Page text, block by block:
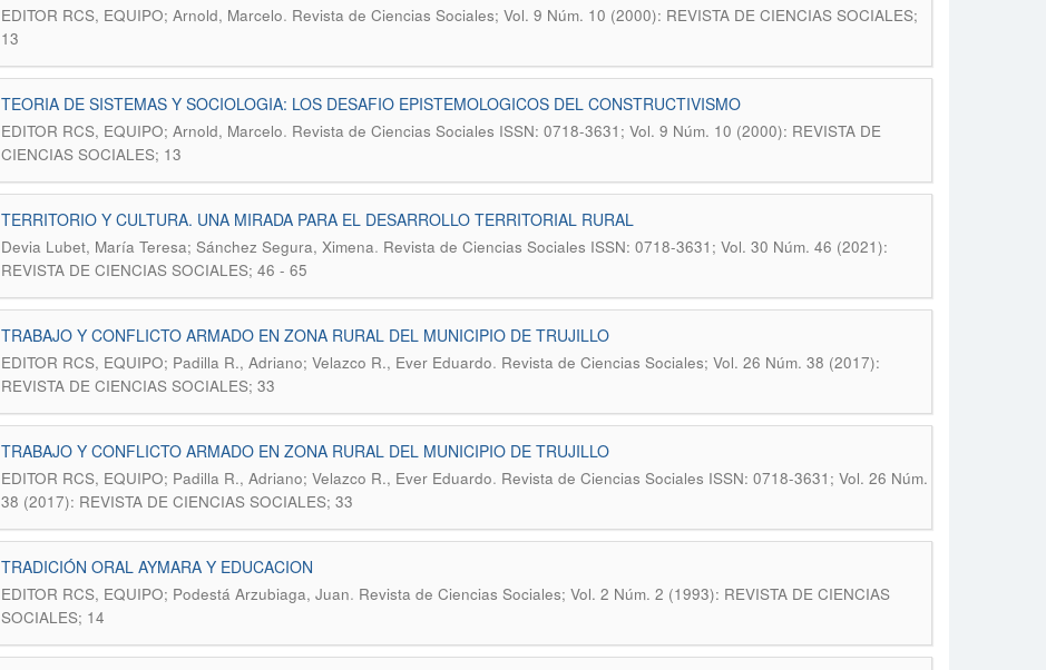
EDITOR RCS, EQUIPO; Arnold, Marcelo. Revista de Ciencias Sociales; Vol. 9 Núm. 10 (2000): REVISTA DE CIENCIAS SOCIALES;
13
TEORIA DE SISTEMAS Y SOCIOLOGIA: LOS DESAFIO EPISTEMOLOGICOS DEL CONSTRUCTIVISMO
EDITOR RCS, EQUIPO; Arnold, Marcelo. Revista de Ciencias Sociales ISSN: 0718-3631; Vol. 9 Núm. 10 (2000): REVISTA DE
CIENCIAS SOCIALES; 13
TERRITORIO Y CULTURA. UNA MIRADA PARA EL DESARROLLO TERRITORIAL RURAL
Devia Lubet, María Teresa; Sánchez Segura, Ximena. Revista de Ciencias Sociales ISSN: 0718-3631; Vol. 30 Núm. 46 (2021):
REVISTA DE CIENCIAS SOCIALES; 46 - 65
TRABAJO Y CONFLICTO ARMADO EN ZONA RURAL DEL MUNICIPIO DE TRUJILLO
EDITOR RCS, EQUIPO; Padilla R., Adriano; Velazco R., Ever Eduardo. Revista de Ciencias Sociales; Vol. 26 Núm. 38 (2017):
REVISTA DE CIENCIAS SOCIALES; 33
TRABAJO Y CONFLICTO ARMADO EN ZONA RURAL DEL MUNICIPIO DE TRUJILLO
EDITOR RCS, EQUIPO; Padilla R., Adriano; Velazco R., Ever Eduardo. Revista de Ciencias Sociales ISSN: 0718-3631; Vol. 26 Núm.
38 (2017): REVISTA DE CIENCIAS SOCIALES; 33
TRADICIÓN ORAL AYMARA Y EDUCACION
EDITOR RCS, EQUIPO; Podestá Arzubiaga, Juan. Revista de Ciencias Sociales; Vol. 2 Núm. 2 (1993): REVISTA DE CIENCIAS
SOCIALES; 14